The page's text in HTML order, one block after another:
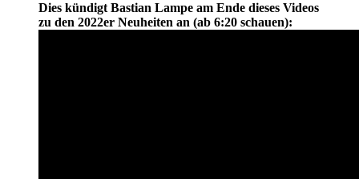
Dies kündigt Bastian Lampe am Ende dieses Videos
zu den 2022er Neuheiten an (ab 6:20 schauen):